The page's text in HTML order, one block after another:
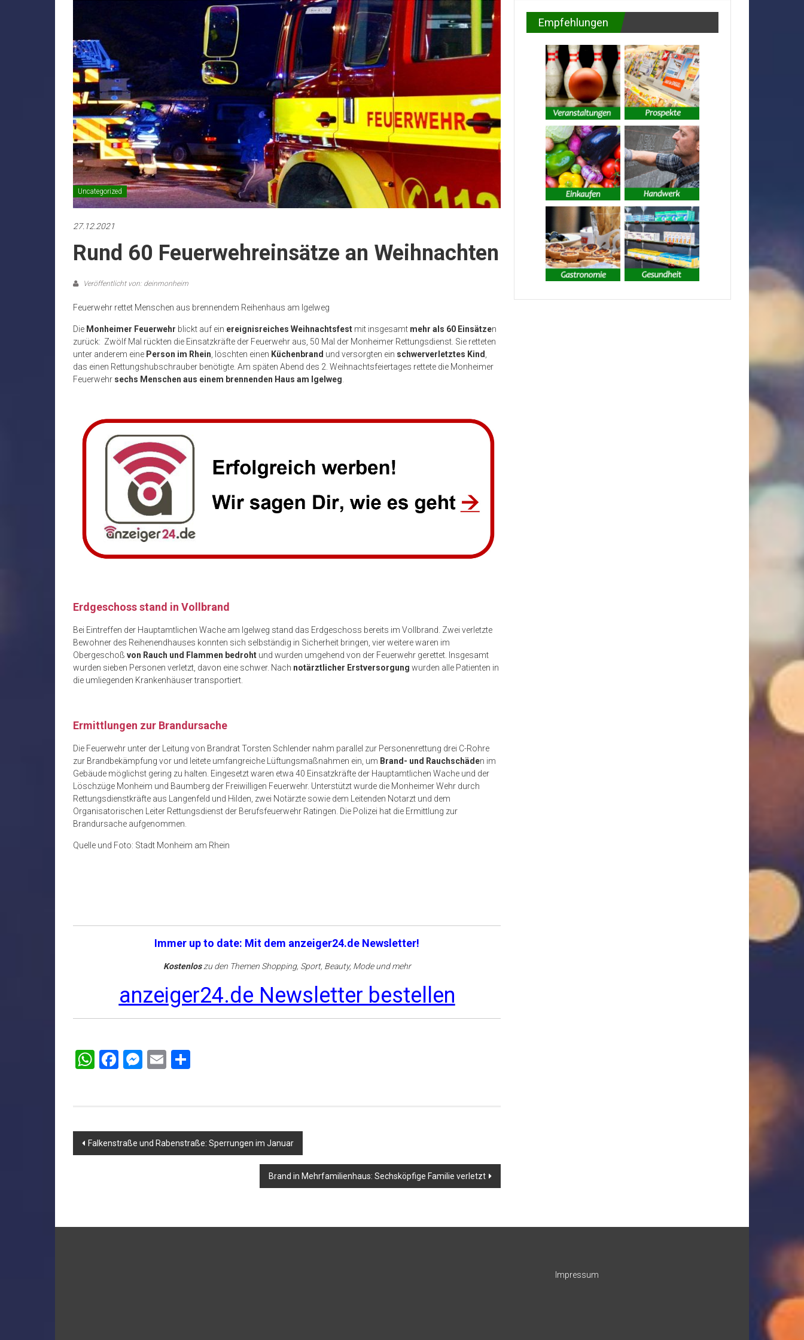
Uncategorized
27.12.2021
Rund 60 Feuerwehreinsätze an Weihnachten
Veröffentlicht von: deinmonheim
Feuerwehr rettet Menschen aus brennendem Reihenhaus am Igelweg
Die Monheimer Feuerwehr blickt auf ein ereignisreiches Weihnachtsfest mit insgesamt mehr als 60 Einsätzen
zurück: Zwölf Mal rückten die Einsatzkräfte der Feuerwehr aus, 50 Mal der Monheimer Rettungsdienst. Sie retteten
unter anderem eine Person im Rhein , löschten einen Küchenbrand und versorgten ein schwerverletztes Kind
das einen Rettungshubschrauber benötigte. Am späten Abend des 2. Weihnachtsfeiertages rettete die Monheimer
Feuerwehr sechs Menschen aus einem brennenden Haus am Igelweg
Erdgeschoss stand in Vollbrand
Bei Eintreffen der Hauptamtlichen Wache am Igelweg stand das Erdgeschoss bereits im Vollbrand. Zwei verletzte
Bewohner des Reihenendhauses konnten sich selbständig in Sicherheit bringen, vier weitere waren im
Obergeschoß von Rauch und Flammen bedroht und wurden umgehend von der Feuerwehr gerettet. Insgesamt
wurden sieben Personen verletzt, davon eine schwer. Nach notärztlicher Erstversorgung wurden alle Patienten in
die umliegenden Krankenhäuser transportiert.
Ermittlungen zur Brandursache
Die Feuerwehr unter der Leitung von Brandrat Torsten Schlender nahm parallel zur Personenrettung drei C-Rohre
zur Brandbekämpfung vor und leitete umfangreiche Lüftungsmaßnahmen ein, um Brand- und Rauchschäden im
Gebäude möglichst gering zu halten. Eingesetzt waren etwa 40 Einsatzkräfte der Hauptamtlichen Wache und der
Löschzüge Monheim und Baumberg der Freiwilligen Feuerwehr. Unterstützt wurde die Monheimer Wehr durch
Rettungsdienstkräfte aus Langenfeld und Hilden, zwei Notärzte sowie dem Leitenden Notarzt und dem
Organisatorischen Leiter Rettungsdienst der Berufsfeuerwehr Ratingen. Die Polizei hat die Ermittlung zur
Brandursache aufgenommen.
Quelle und Foto: Stadt Monheim am Rhein
Immer up to date: Mit dem anzeiger24.de Newsletter!
Kostenloszu den Themen Shopping, Sport, Beauty, Mode und mehr
anzeiger24.de Newsletter bestellen
WhatsApp
Facebook
Messenger
Email
Beitragsnavigation
Falkenstraße und Rabenstraße: Sperrungen im Januar
Brand in Mehrfamilienhaus: Sechsköpfige Familie verletzt
Empfehlungen
Impressum